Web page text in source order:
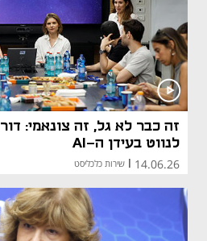
זה כבר לא גל, זה צונאמי:
לנווט בעידן ה-AI
14.06.26
| שירות כלכליסט